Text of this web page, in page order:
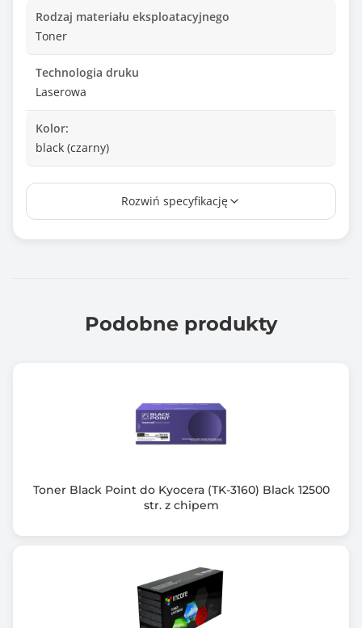
Rodzaj materiału eksploatacyjnego
Toner
Technologia druku
Laserowa
Kolor:
black (czarny)
Wydajność*
Chip
Kyocera: ECOSYS P2040DN, ECOSYS P2040DW
Rozwiń specyfikację
Podobne produkty
Toner Black Point do Kyocera (TK-3160) Black 12500
str. z chipem